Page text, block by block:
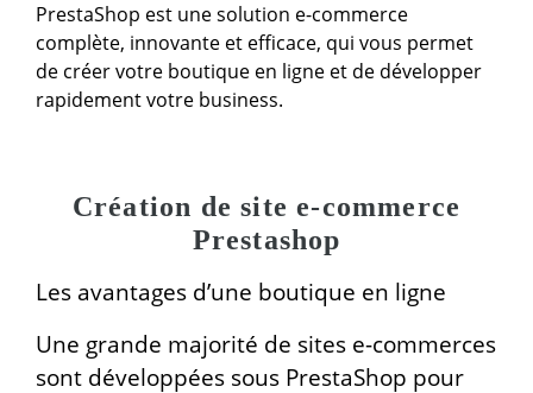
PrestaShop est une solution e-commerce
complète, innovante et efficace, qui vous permet
de créer votre boutique en ligne et de développer
rapidement votre business.
Création de site e-commerce
Prestashop
Les avantages d’une boutique en ligne
Une grande majorité de sites e-commerces
sont développées sous PrestaShop pour